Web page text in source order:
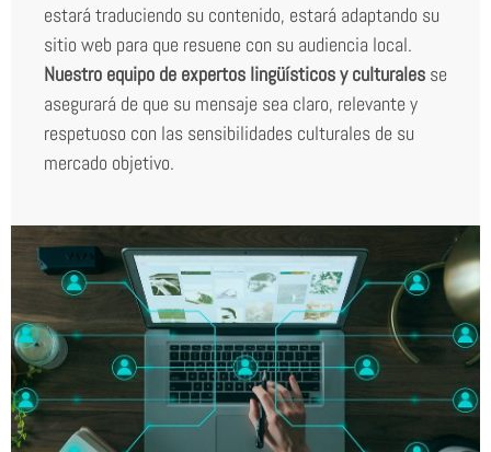
estará traduciendo su contenido, estará adaptando su
sitio web para que resuene con su audiencia local.
Nuestro equipo de expertos lingüísticos y culturales se
asegurará de que su mensaje sea claro, relevante y
respetuoso con las sensibilidades culturales de su
mercado objetivo.